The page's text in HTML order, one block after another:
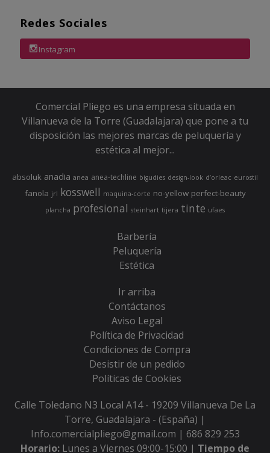
Redes Sociales
Instagram
Comercial Pliego es una empresa situada en
Villanueva de la Torre (Guadalajara) que pone a tu
disposición las mejores marcas de peluquería y
estética al mejor...
absoluk anadia anea anea-techline bigudies design-look d’orleac eurostil
fanola jrl kosswell maquina-corte no-yellow perfect-beauty
plancha profesional steinhart tijera tinte ufaes
Barbería
Peluquería
Estética
Ir arriba
Contáctanos
Aviso Legal
Política de Privacidad
Condiciones de Compra
Desistir de un pedido
Políticas de Cookies
Calle Toledano N3 Local A14 - 19209 Villanueva De La
Torre, Guadalajara - (España) |
Info.comercialpliego@gmail.com | 686 829 253
Horario: Lunes a Viernes 09:00-15:00 | Tiempo de